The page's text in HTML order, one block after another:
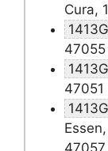
Cura,
47051